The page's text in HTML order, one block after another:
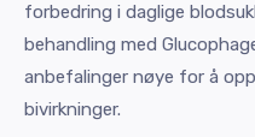
forbedring i daglige
behandling med
anbefalinger nøye for å
bivirkninger.